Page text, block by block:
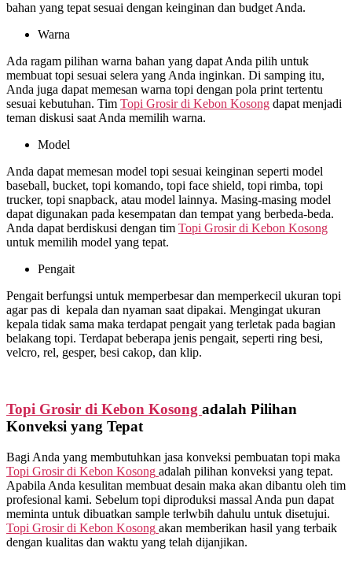
bahan yang tepat sesuai dengan keinginan dan budget Anda.
Warna
Ada ragam pilihan warna bahan yang dapat Anda pilih untuk
membuat topi sesuai selera yang Anda inginkan. Di samping itu,
Anda juga dapat memesan warna topi dengan pola print tertentu
sesuai kebutuhan. Tim Topi Grosir di Kebon Kosong dapat menjadi
teman diskusi saat Anda memilih warna.
Model
Anda dapat memesan model topi sesuai keinginan seperti model
baseball, bucket, topi komando, topi face shield, topi rimba, topi
trucker, topi snapback, atau model lainnya. Masing-masing model
dapat digunakan pada kesempatan dan tempat yang berbeda-beda.
Anda dapat berdiskusi dengan tim Topi Grosir di Kebon Kosong
untuk memilih model yang tepat.
Pengait
Pengait berfungsi untuk memperbesar dan memperkecil ukuran topi
agar pas di kepala dan nyaman saat dipakai. Mengingat ukuran
kepala tidak sama maka terdapat pengait yang terletak pada bagian
belakang topi. Terdapat beberapa jenis pengait, seperti ring besi,
velcro, rel, gesper, besi cakop, dan klip.
Topi Grosir di Kebon Kosong adalah Pilihan
Konveksi yang Tepat
Bagi Anda yang membutuhkan jasa konveksi pembuatan topi maka
Topi Grosir di Kebon Kosong adalah pilihan konveksi yang tepat.
Apabila Anda kesulitan membuat desain maka akan dibantu oleh tim
profesional kami. Sebelum topi diproduksi massal Anda pun dapat
meminta untuk dibuatkan sample terlwbih dahulu untuk disetujui.
Topi Grosir di Kebon Kosong akan memberikan hasil yang terbaik
dengan kualitas dan waktu yang telah dijanjikan.